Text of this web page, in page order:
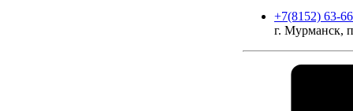
+7(8152) 63-
г. Мурманск,